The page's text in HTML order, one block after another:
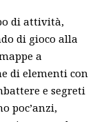
di attività,
di gioco alla
a
di elementi con
e segreti
poc’anzi,